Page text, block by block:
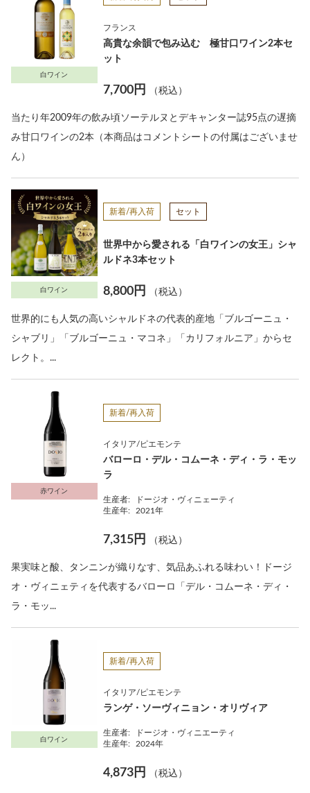
白ワイン
フランス
高貴な余韻で包み込む 極甘口ワイン2本セ
ット
7,700円 （税込）
当たり年2009年の飲み頃ソーテルヌとデキャンター誌95点の遅摘
み甘口ワインの2本（本商品はコメントシートの付属はございませ
ん）
白ワイン
新着/再入荷 セット
世界中から愛される「白ワインの女王」シャ
ルドネ3本セット
8,800円 （税込）
世界的にも人気の高いシャルドネの代表的産地「ブルゴーニュ・
シャブリ」「ブルゴーニュ・マコネ」「カリフォルニア」からセ
レクト。...
赤ワイン
新着/再入荷
イタリア/ピエモンテ
バローロ・デル・コムーネ・ディ・ラ・モッ
ラ
生産者:
ドージオ・ヴィニェーティ
生産年:
2021年
7,315円 （税込）
果実味と酸、タンニンが織りなす、気品あふれる味わい！ドージ
オ・ヴィニェティを代表するバローロ「デル・コムーネ・ディ・
ラ・モッ...
白ワイン
新着/再入荷
イタリア/ピエモンテ
ランゲ・ソーヴィニョン・オリヴィア
生産者:
ドージオ・ヴィニエーティ
生産年:
2024年
4,873円 （税込）